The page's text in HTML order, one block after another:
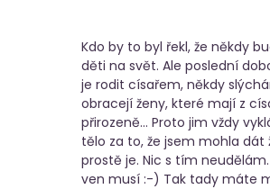
Kdo by to byl řekl, že někdy
děti na svět. Ale poslední
je rodit císařem, někdy
obracejí ženy, které mají z
přirozeně... Proto jim vždy
tělo za to, že jsem mohla
prostě je. Nic s tím
ven musí :-) Tak tady máte